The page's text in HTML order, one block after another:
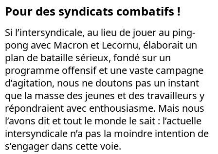
Pour des syndicats combatifs !
Si l’intersyndicale, au lieu de jouer au ping-
pong avec Macron et Lecornu, élaborait un
plan de bataille sérieux, fondé sur un
programme offensif et une vaste campagne
d’agitation, nous ne doutons pas un instant
que la masse des jeunes et des travailleurs y
répondraient avec enthousiasme. Mais nous
l’avons dit et tout le monde le sait : l’actuelle
intersyndicale n’a pas la moindre intention de
s’engager dans cette voie.